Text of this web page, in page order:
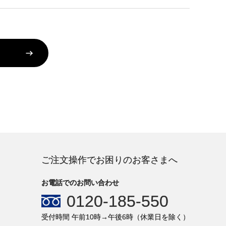
ご注文操作でお困りのお客さまへ
お電話でのお問い合わせ
0120-185-550
受付時間 午前10時→午後6時（休業日を除く）